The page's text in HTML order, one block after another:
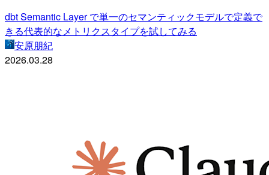
dbt Semantic Layer で単一のセマンティックモデルで定義で
きる代表的なメトリクスタイプを試してみる
安原朋紀
2026.03.28